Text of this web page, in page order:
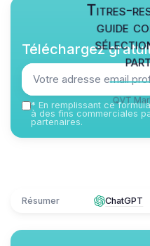
Titres-
guide
QVT
Téléchargez
* En remplissant ce
à des fins commerciales
partenaires.
Résumer ChatGPT